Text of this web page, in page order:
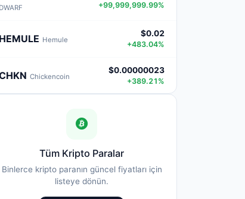
DWARF
+99,999,999.99%
HEMULE Hemule
$0.02
+483.04%
Chickencoin
$0.00000023
+389.21%
Tüm Kripto Paralar
Binlerce kripto paranın güncel fiyatları için
listeye dönün.